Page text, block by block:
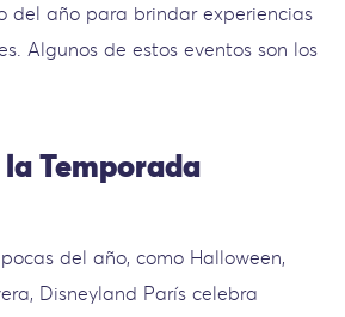
del año para brindar experiencias
Algunos de estos eventos son los
Temporada
del año, como Halloween,
Disneyland París celebra